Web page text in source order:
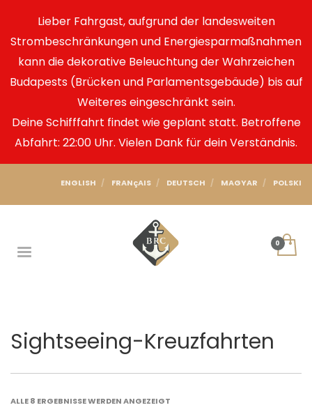
Lieber Fahrgast, aufgrund der landesweiten
Strombeschränkungen und Energiesparmaßnahmen
kann die dekorative Beleuchtung der Wahrzeichen
Budapests (Brücken und Parlamentsgebäude) bis auf
Weiteres eingeschränkt sein.
Deine Schifffahrt findet wie geplant statt. Betroffene
Abfahrt: 22:00 Uhr. Vielen Dank für dein Verständnis.
ENGLISH FRANçAIS DEUTSCH MAGYAR POLSKI
Sightseeing-Kreuzfahrten
ALLE 8 ERGEBNISSE WERDEN ANGEZEIGT